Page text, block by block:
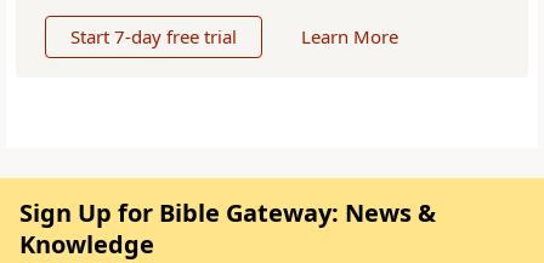
Start 7-day free trial Learn More
Sign Up for Bible Gateway: News &
Knowledge